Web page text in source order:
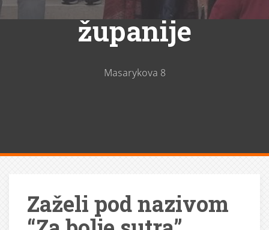
županije
Masarykova 8
Zaželi pod nazivom